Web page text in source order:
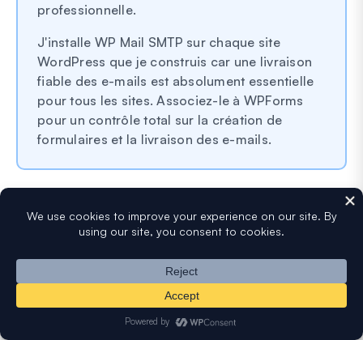
professionnelle.
J'installe WP Mail SMTP sur chaque site
WordPress que je construis car une livraison
fiable des e-mails est absolument essentielle
pour tous les sites. Associez-le à WPForms
pour un contrôle total sur la création de
formulaires et la livraison des e-mails.